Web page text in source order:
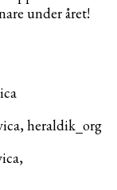
under året!
heraldik_org